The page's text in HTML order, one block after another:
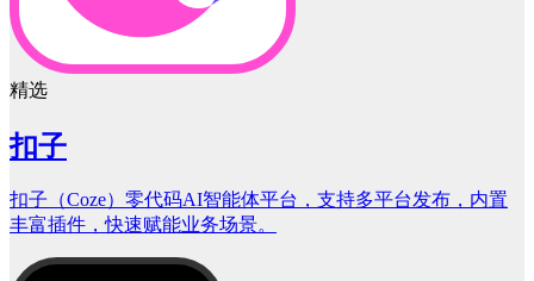
精选
扣子
扣子（Coze）零代码AI智能体平台，支持多平台发布，内置
丰富插件，快速赋能业务场景。